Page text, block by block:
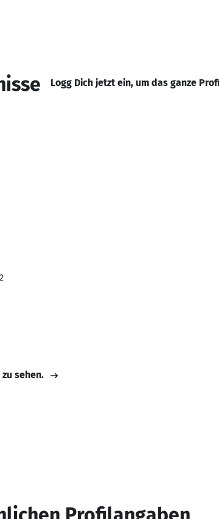
Logg Dich jetzt ein, um das ganze
sehen.